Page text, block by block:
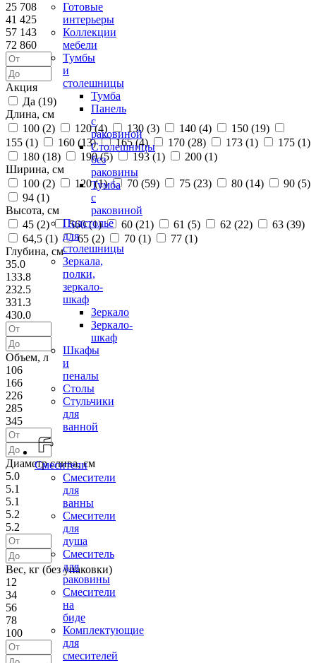
Готовые
интерьеры
Коллекции
мебели
Тумбы
и
столешницы
Тумба
Панель
с
раковиной
Столешницы
без
раковины
Тумба
с
раковиной
Подстолье
для
столешницы
Зеркала,
полки,
зеркало-
шкаф
Зеркало
Зеркало-
шкаф
Шкафы
и
пеналы
Столы
Стульчики
для
ванной
Смесители
Смесители
для
ванны
Смесители
для
душа
Смеситель
для
раковины
Смесители
на
биде
Комплектующие
для
смесителей
25 708
41 425
57 143
72 860
Акция
Да (19)
Длина, см
100 (2) 120 (4) 130 (3) 140 (4) 150 (19)
155 (1) 160 (13) 165 (4) 170 (28) 173 (1) 175 (1)
180 (18) 190 (5) 193 (1) 200 (1)
Ширина, см
100 (2) 120 (1) 70 (59) 75 (23) 80 (14) 90 (5)
94 (1)
Высота, см
45 (2) 560 (1) 60 (21) 61 (5) 62 (22) 63 (39)
64,5 (1) 65 (2) 70 (1) 77 (1)
Глубина, см
35.0
133.8
232.5
331.3
430.0
Объем, л
106
166
226
285
345
Диаметр слива, см
5.0
5.1
5.1
5.2
5.2
Вес, кг (без упаковки)
12
34
56
78
100